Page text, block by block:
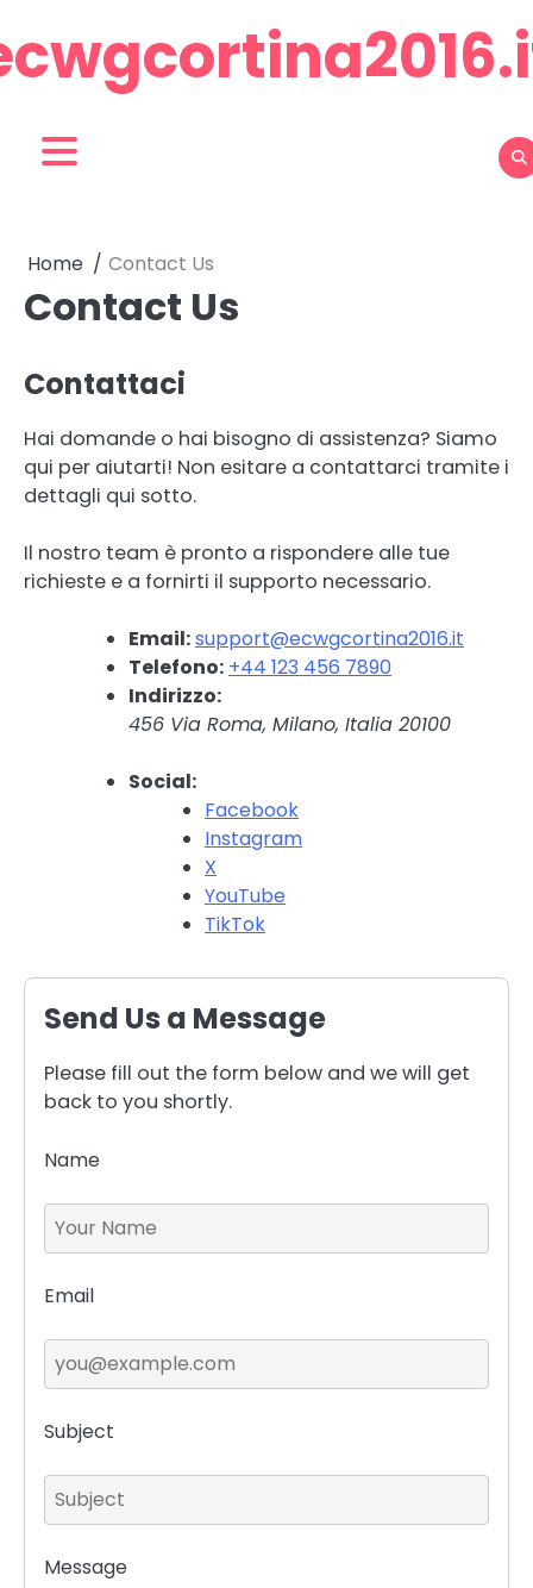
to
content
Home Contact Us
Contact Us
Contattaci
Hai domande o hai bisogno di assistenza? Siamo
qui per aiutarti! Non esitare a contattarci tramite i
dettagli qui sotto.
Il nostro team è pronto a rispondere alle tue
richieste e a fornirti il supporto necessario.
Email:support@ecwgcortina2016.it
Telefono: +44 123 456 7890
Indirizzo:
456 Via Roma, Milano, Italia 20100
Social:
Facebook
Instagram
X
YouTube
TikTok
Send Us a Message
Please fill out the form below and we will get
back to you shortly.
Name
Email
Subject
Message